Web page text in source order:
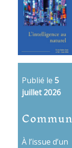
Publié le 5
juillet 2026
À l’issue d’un